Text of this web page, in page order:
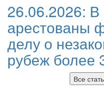
26.06.2026: В
арестованы
делу о
рубеж более
Все